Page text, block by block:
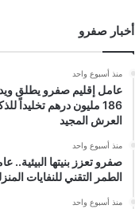
أخبار صفرو
منذ أسبوع واحد
عامل إقليم صفرو يطلق
186 مليون درهم تخليداً
العرش المجيد
منذ أسبوع واحد
صفرو تعزز بنيتها
الطمر التقني للنفايات
منذ أسبوع واحد